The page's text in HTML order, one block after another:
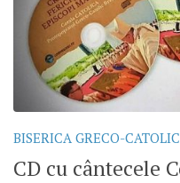
BISERICA GRECO-
CD cu cântecele